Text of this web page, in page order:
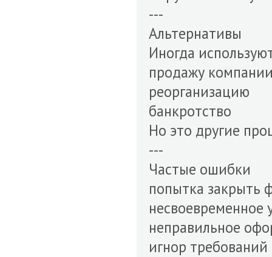
---
Альтернативы
Иногда
продажу
реорганизацию
банкротство
Но это другие
---
Частые ошибки
попытка закрыть
несвоевременное
неправильное
игнор